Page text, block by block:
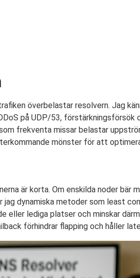
överbelastar resolvern. Jag
på UDP/53, förstärkningsförsök
frekventa missar belastar
mönster för att
är korta. Om enskilda noder bär
dynamiska metoder som least
eller lediga platser och minskar
förhindrar flapping och håller